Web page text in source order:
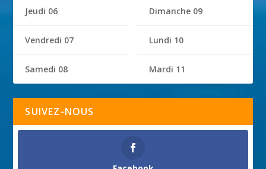
Jeudi 06
Vendredi 07
Samedi 08
Dimanche 09
Lundi 10
Mardi 11
SUIVEZ-NOUS